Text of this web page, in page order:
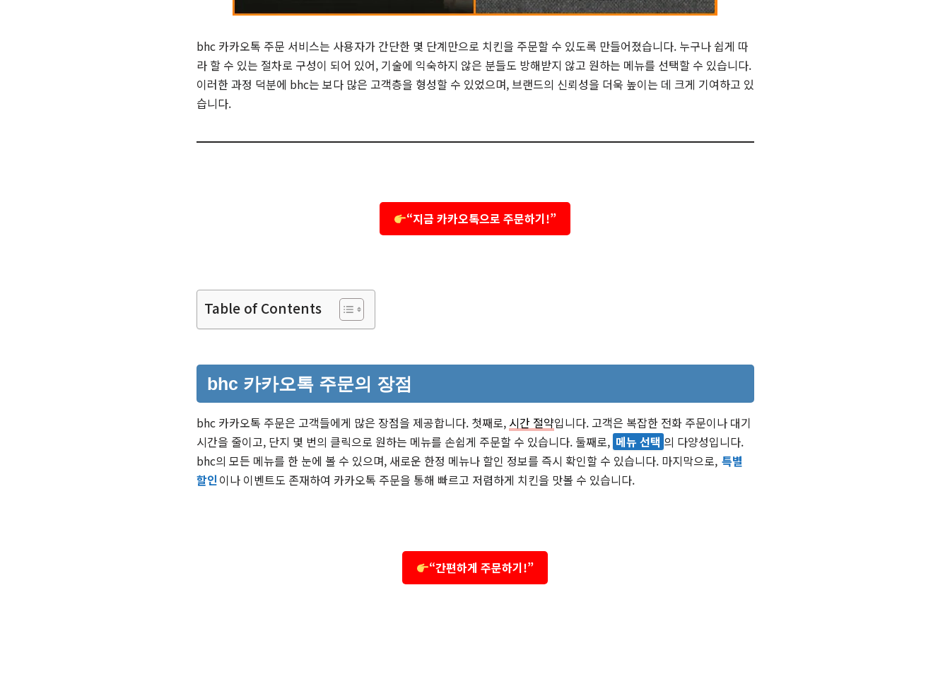
bhc 카카오톡 주문 서비스는 사용자가 간단한 몇 단계만으로 치킨을 주문할 수 있도록 만들어졌습니다. 누구나 쉽게 따
라 할 수 있는 절차로 구성이 되어 있어, 기술에 익숙하지 않은 분들도 방해받지 않고 원하는 메뉴를 선택할 수 있습니다.
이러한 과정 덕분에 bhc는 보다 많은 고객층을 형성할 수 있었으며, 브랜드의 신뢰성을 더욱 높이는 데 크게 기여하고 있
습니다.
“지금 카카오톡으로 주문하기!”
Table of Contents
bhc 카카오톡 주문의 장점
bhc 카카오톡 주문은 고객들에게 많은 장점을 제공합니다. 첫째로, 시간 절약입니다. 고객은 복잡한 전화 주문이나 대기
시간을 줄이고, 단지 몇 번의 클릭으로 원하는 메뉴를 손쉽게 주문할 수 있습니다. 둘째로, 메뉴 선택 의 다양성입니다.
bhc의 모든 메뉴를 한 눈에 볼 수 있으며, 새로운 한정 메뉴나 할인 정보를 즉시 확인할 수 있습니다. 마지막으로, 특별
할인이나 이벤트도 존재하여 카카오톡 주문을 통해 빠르고 저렴하게 치킨을 맛볼 수 있습니다.
“간편하게 주문하기!”